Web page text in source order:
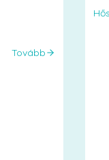
Tovább